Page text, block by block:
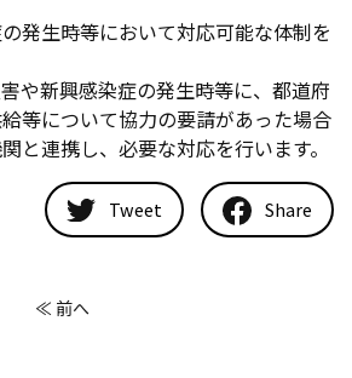
発生時等において対応可能な体制を
や新興感染症の発生時等に、都道府
等について協力の要請があった場合
と連携し、必要な対応を行います。
Tweet Share
≪ 前へ